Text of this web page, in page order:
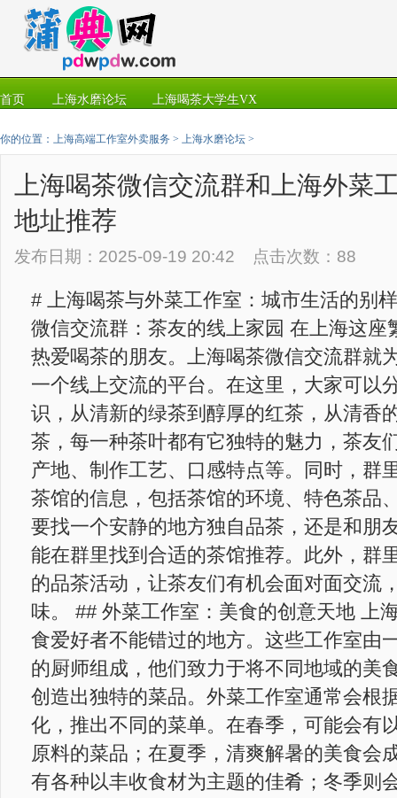
首页 上海水磨论坛 上海喝茶大学生VX
你的位置： 上海高端工作室外卖服务 > 上海水磨论坛 >
上海喝茶微信交流群和上海外菜
地址推荐
发布日期：2025-09-19 20:42 点击次数：88
# 上海喝茶与外菜工作室：城市生活的别
微信交流群：茶友的线上家园 在上海这座
热爱喝茶的朋友。上海喝茶微信交流群就
一个线上交流的平台。在这里，大家可以
识，从清新的绿茶到醇厚的红茶，从清香
茶，每一种茶叶都有它独特的魅力，茶友
产地、制作工艺、口感特点等。同时，群
茶馆的信息，包括茶馆的环境、特色茶品
要找一个安静的地方独自品茶，还是和朋
能在群里找到合适的茶馆推荐。此外，群
的品茶活动，让茶友们有机会面对面交流
味。 ## 外菜工作室：美食的创意天地 上
食爱好者不能错过的地方。这些工作室由
的厨师组成，他们致力于将不同地域的美
创造出独特的菜品。外菜工作室通常会根
化，推出不同的菜单。在春季，可能会有
原料的菜品；在夏季，清爽解暑的美食会
有各种以丰收食材为主题的佳肴；冬季则